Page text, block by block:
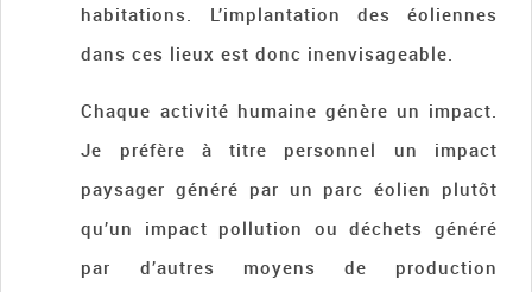
habitations. L’implantation des éoliennes
dans ces lieux est donc inenvisageable.
Chaque activité humaine génère un impact.
Je préfère à titre personnel un impact
paysager généré par un parc éolien plutôt
qu’un impact pollution ou déchets généré
par d’autres moyens de production